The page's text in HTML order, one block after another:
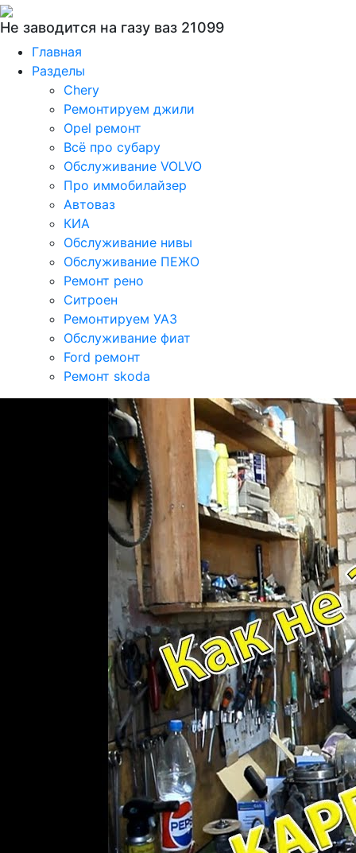
Не заводится на газу ваз 21099
Главная
Разделы
Chery
Ремонтируем джили
Opel ремонт
Всё про субару
Обслуживание VOLVO
Про иммобилайзер
Автоваз
КИА
Обслуживание нивы
Обслуживание ПЕЖО
Ремонт рено
Ситроен
Ремонтируем УАЗ
Обслуживание фиат
Ford ремонт
Ремонт skoda